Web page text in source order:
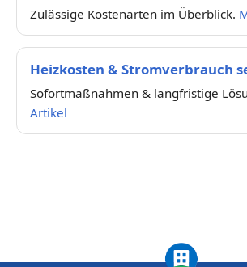
Zulässige Kostenarten im Überblick.
Heizkosten & Stromverbrauch
Sofortmaßnahmen & langfristige
Artikel